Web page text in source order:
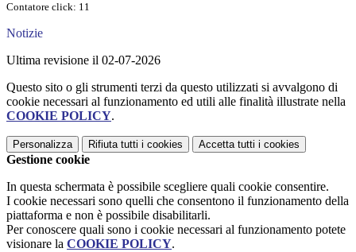
Contatore click: 11
Notizie
Ultima revisione il 02-07-2026
Questo sito o gli strumenti terzi da questo utilizzati si avvalgono di
cookie necessari al funzionamento ed utili alle finalità illustrate nella
COOKIE POLICY.
Personalizza Rifiuta tutti i cookies Accetta tutti i cookies
Gestione cookie
In questa schermata è possibile scegliere quali cookie consentire.
I cookie necessari sono quelli che consentono il funzionamento della
piattaforma e non è possibile disabilitarli.
Per conoscere quali sono i cookie necessari al funzionamento potete
visionare la COOKIE POLICY.